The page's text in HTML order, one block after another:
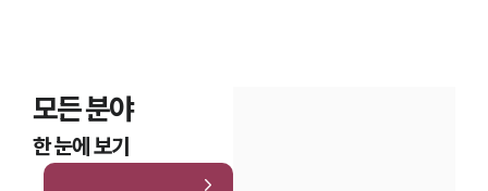
모든 분야
한 눈에 보기